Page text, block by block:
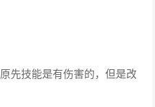
先技能是有伤害的，但是改